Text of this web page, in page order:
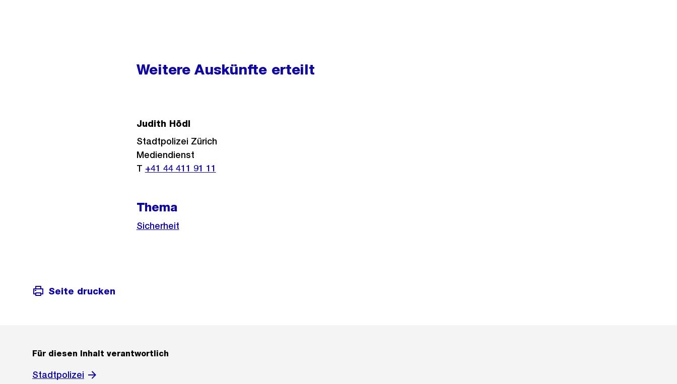
Weitere Auskünfte erteilt
Judith Hödl
Stadtpolizei Zürich
Mediendienst
T +41 44 411 91 11
Thema
Sicherheit
Seite drucken
Für diesen Inhalt verantwortlich
Stadtpolizei